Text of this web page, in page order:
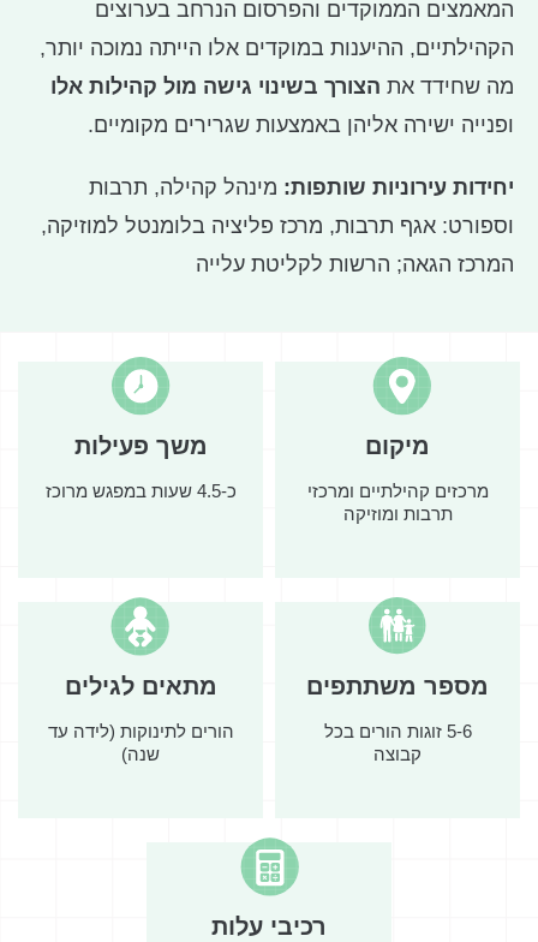
המאמצים הממוקדים והפרסום הנרחב בערוצים
הקהילתיים, ההיענות במוקדים אלו הייתה נמוכה יותר,
מה שחידד את הצורך בשינוי גישה מול קהילות אלו
ופנייה ישירה אליהן באמצעות שגרירים מקומיים.
יחידות עירוניות שותפות: מינהל קהילה, תרבות
וספורט: אגף תרבות, מרכז פליציה בלומנטל למוזיקה,
המרכז הגאה; הרשות לקליטת עלייה
מיקום
מרכזים קהילתיים ומרכזי
תרבות ומוזיקה
משך פעילות
כ-4.5 שעות במפגש מרוכז
מספר משתתפים
5-6 זוגות הורים בכל
קבוצה
מתאים לגילים
הורים לתינוקות (לידה עד
שנה)
רכיבי עלות